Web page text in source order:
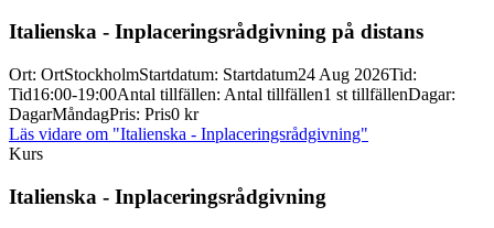
Italienska - Inplaceringsrådgivning på distans
Ort: OrtStockholmStartdatum: Startdatum24 Aug 2026Tid:
Tid16:00-19:00Antal tillfällen: Antal tillfällen1 st tillfällenDagar:
DagarMåndagPris: Pris0 kr
Läs vidare om "Italienska - Inplaceringsrådgivning"
Kurs
Italienska - Inplaceringsrådgivning